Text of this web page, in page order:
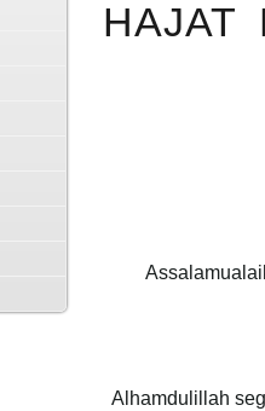
HAJAT
Alhamdulillah